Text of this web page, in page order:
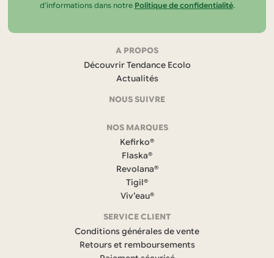
d’informations dans notre Politique de confidentialité.
coordonnées
A PROPOS
Découvrir Tendance Ecolo
Actualités
NOUS SUIVRE
a
c
e
b
o
o
k
s
o
u
NOS MARQUES
Kefirko®
Flaska®
Revolana®
Tigil®
Viv’eau®
SERVICE CLIENT
Conditions générales de vente
Retours et remboursements